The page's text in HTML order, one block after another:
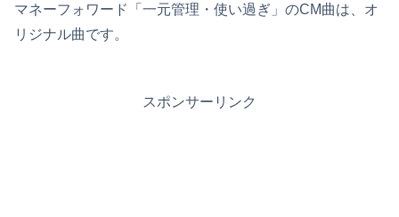
マネーフォワード「一元管理・使い過ぎ」のCM曲は、オ
リジナル曲です。
スポンサーリンク